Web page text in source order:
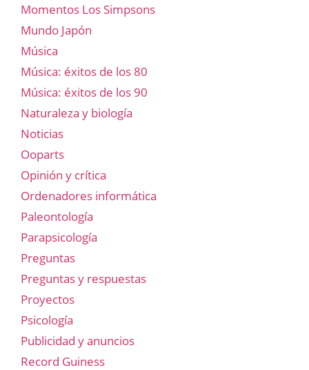
Momentos Los Simpsons
Mundo Japón
Música
Música: éxitos de los 80
Música: éxitos de los 90
Naturaleza y biología
Noticias
Ooparts
Opinión y crítica
Ordenadores informática
Paleontología
Parapsicología
Preguntas
Preguntas y respuestas
Proyectos
Psicología
Publicidad y anuncios
Record Guiness